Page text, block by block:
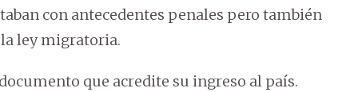
con antecedentes penales pero también
ley migratoria.
que acredite su ingreso al país.